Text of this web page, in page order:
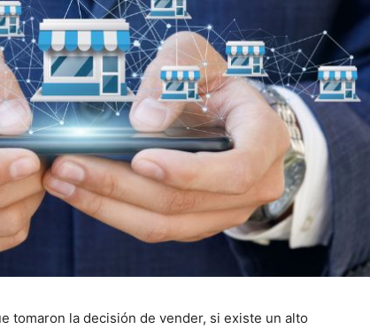
tomaron la decisión de vender, si existe un alto